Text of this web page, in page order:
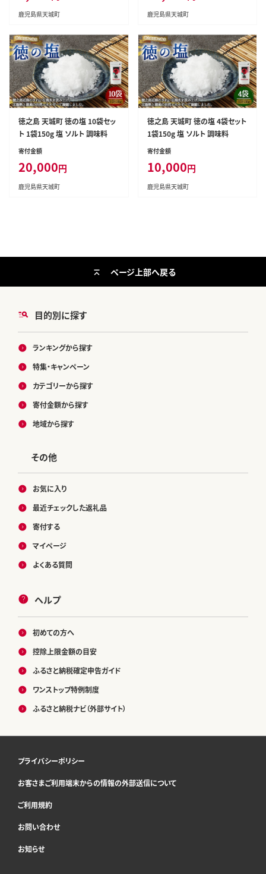
鹿児島県天城町 鹿児島県天城町
徳之島 天城町 徳の塩 10袋セッ
ト 1袋150g 塩 ソルト 調味料
寄付金額
20,000円
鹿児島県天城町
徳之島 天城町 徳の塩 4袋セット
1袋150g 塩 ソルト 調味料
寄付金額
10,000円
鹿児島県天城町
目的別に探す
ランキングから探す
特集・キャンペーン
カテゴリーから探す
寄付金額から探す
地域から探す
その他
お気に入り
最近チェックした返礼品
寄付する
マイページ
よくある質問
ヘルプ
初めての方へ
控除上限金額の目安
ふるさと納税確定申告ガイド
ワンストップ特例制度
ふるさと納税ナビ（外部サイト）
ページ上部へ戻る
プライバシーポリシー
お客さまご利用端末からの情報の外部送信について
ご利用規約
お問い合わせ
お知らせ